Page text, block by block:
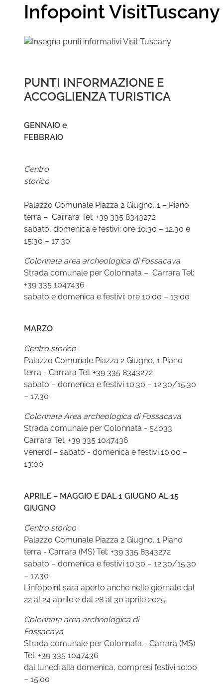
Infopoint VisitTuscany
PUNTI INFORMAZIONE E
ACCOGLIENZA TURISTICA
GENNAIO e
Centro
Palazzo Comunale Piazza 2 Giugno, 1 – Piano
terra – Carrara Tel: +39 335 8343272
sabato, domenica e festivi: ore 10.30 – 12.30 e
15:30 – 17:30
Colonnata area archeologica di Fossacava
Strada comunale per Colonnata – Carrara Tel:
+39 335 1047436
sabato e domenica e festivi: ore 10.00 – 13.00
MARZO
Centro storico
Palazzo Comunale Piazza 2 Giugno, 1 Piano
terra - Carrara Tel: +39 335 8343272
sabato – domenica e festivi 10.30 – 12.30/15.30
– 17.30
Colonnata Area archeologica di Fossacava
Strada comunale per Colonnata - 54033
Carrara Tel: +39 335 1047436
venerdì – sabato - domenica e festivi 10:00 –
13:00
APRILE – MAGGIO E DAL 1 GIUGNO AL 15
GIUGNO
Centro storico
Palazzo Comunale Piazza 2 Giugno, 1 Piano
terra - Carrara (MS) Tel: +39 335 8343272
sabato – domenica e festivi 10.30 – 12.30/15.30
– 17.30
L'infopoint sarà aperto anche nelle giornate dal
22 al 24 aprile e dal 28 al 30 aprile 2025.
Colonnata area archeologica di
Fossacava
Strada comunale per Colonnata - Carrara (MS)
Tel: +39 335 1047436
dal lunedì alla domenica, compresi festivi 10:00
– 15:00